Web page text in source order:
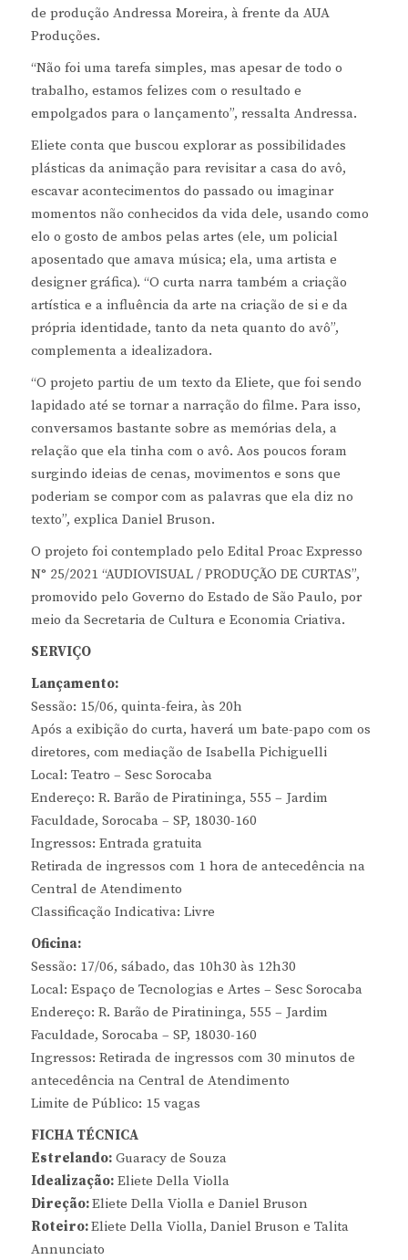
de produção Andressa Moreira, à frente da AUA
Produções.
“Não foi uma tarefa simples, mas apesar de todo o
trabalho, estamos felizes com o resultado e
empolgados para o lançamento”, ressalta Andressa.
Eliete conta que buscou explorar as possibilidades
plásticas da animação para revisitar a casa do avô,
escavar acontecimentos do passado ou imaginar
momentos não conhecidos da vida dele, usando como
elo o gosto de ambos pelas artes (ele, um policial
aposentado que amava música; ela, uma artista e
designer gráfica). “O curta narra também a criação
artística e a influência da arte na criação de si e da
própria identidade, tanto da neta quanto do avô”,
complementa a idealizadora.
“O projeto partiu de um texto da Eliete, que foi sendo
lapidado até se tornar a narração do filme. Para isso,
conversamos bastante sobre as memórias dela, a
relação que ela tinha com o avô. Aos poucos foram
surgindo ideias de cenas, movimentos e sons que
poderiam se compor com as palavras que ela diz no
texto”, explica Daniel Bruson.
O projeto foi contemplado pelo Edital Proac Expresso
N° 25/2021 “AUDIOVISUAL / PRODUÇÃO DE CURTAS”,
promovido pelo Governo do Estado de São Paulo, por
meio da Secretaria de Cultura e Economia Criativa.
SERVIÇO
Lançamento:
Sessão: 15/06, quinta-feira, às 20h
Após a exibição do curta, haverá um bate-papo com os
diretores, com mediação de Isabella Pichiguelli
Local: Teatro – Sesc Sorocaba
Endereço: R. Barão de Piratininga, 555 – Jardim
Faculdade, Sorocaba – SP, 18030-160
Ingressos: Entrada gratuita
Retirada de ingressos com 1 hora de antecedência na
Central de Atendimento
Classificação Indicativa: Livre
Oficina:
Sessão: 17/06, sábado, das 10h30 às 12h30
Local: Espaço de Tecnologias e Artes – Sesc Sorocaba
Endereço: R. Barão de Piratininga, 555 – Jardim
Faculdade, Sorocaba – SP, 18030-160
Ingressos: Retirada de ingressos com 30 minutos de
antecedência na Central de Atendimento
Limite de Público: 15 vagas
FICHA TÉCNICA
Estrelando:Guaracy de Souza
Idealização:Eliete Della Violla
Direção:Eliete Della Violla e Daniel Bruson
Roteiro:Eliete Della Violla, Daniel Bruson e Talita
Annunciato